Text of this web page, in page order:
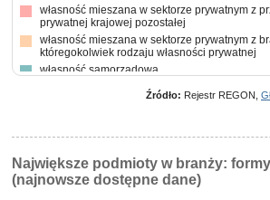
własność mieszana w sektorze prywatnym z
prywatnej krajowej pozostałej
własność mieszana w sektorze prywatnym z
któregokolwiek rodzaju własności prywatnej
własność samorządowa
własność mieszana między sektorami z
prywatnego, w tym z przewagą własności
Źródło: Rejestr REGON,
Największe podmioty w branży:
(najnowsze dostępne dane)